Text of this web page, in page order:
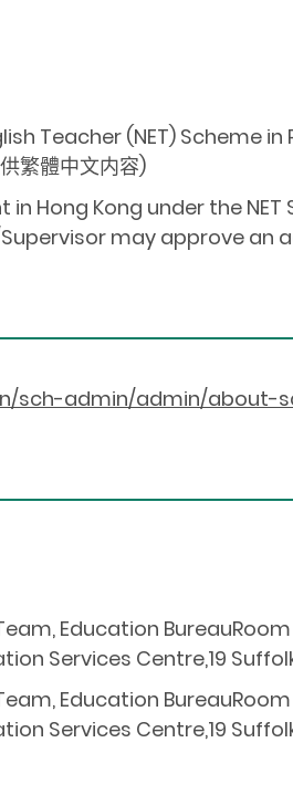
Teacher (NET) Scheme
繁體中文内容)
Hong Kong under the
may approve an
sch-admin/admin/
Education
Services Centre,19
Education
Services Centre,19